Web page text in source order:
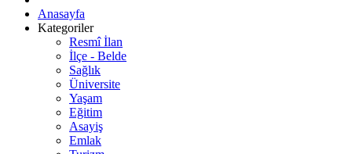
Anasayfa
Kategoriler
Resmî İlan
İlçe - Belde
Sağlık
Üniversite
Yaşam
Eğitim
Asayiş
Emlak